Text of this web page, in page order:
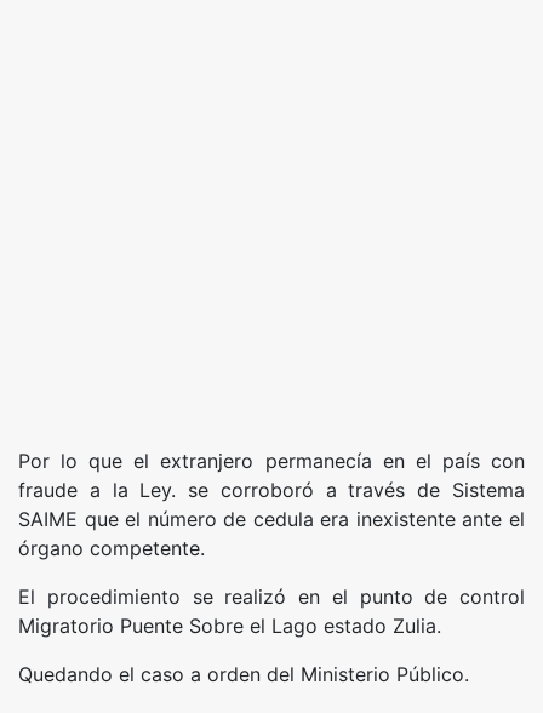
Por lo que el extranjero permanecía en el país con
fraude a la Ley. se corroboró a través de Sistema
SAIME que el número de cedula era inexistente ante el
órgano competente.
El procedimiento se realizó en el punto de control
Migratorio Puente Sobre el Lago estado Zulia.
Quedando el caso a orden del Ministerio Público.